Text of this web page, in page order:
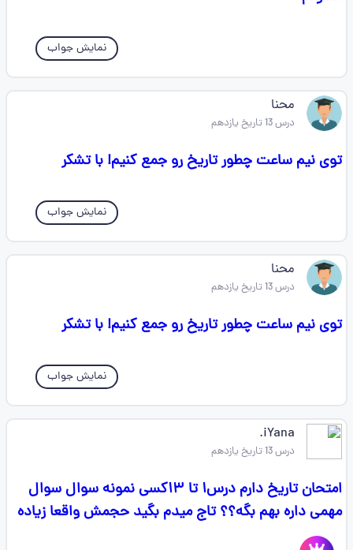
نمایش جواب
محنا
درس 13 تاریخ یازدهم
توی نیم ساعت چطور تاریخ رو جمع کنیم! با تشکر
نمایش جواب
محنا
درس 13 تاریخ یازدهم
توی نیم ساعت چطور تاریخ رو جمع کنیم! با تشکر
نمایش جواب
iYana.
درس 13 تاریخ یازدهم
امتحان تاریخ دارم درس۱ تا ۱۳کسی نمونه سوال سوال
مهمی داره بهم بگه؟؟ تاج میدم بگید حجمش واقعا زیاده